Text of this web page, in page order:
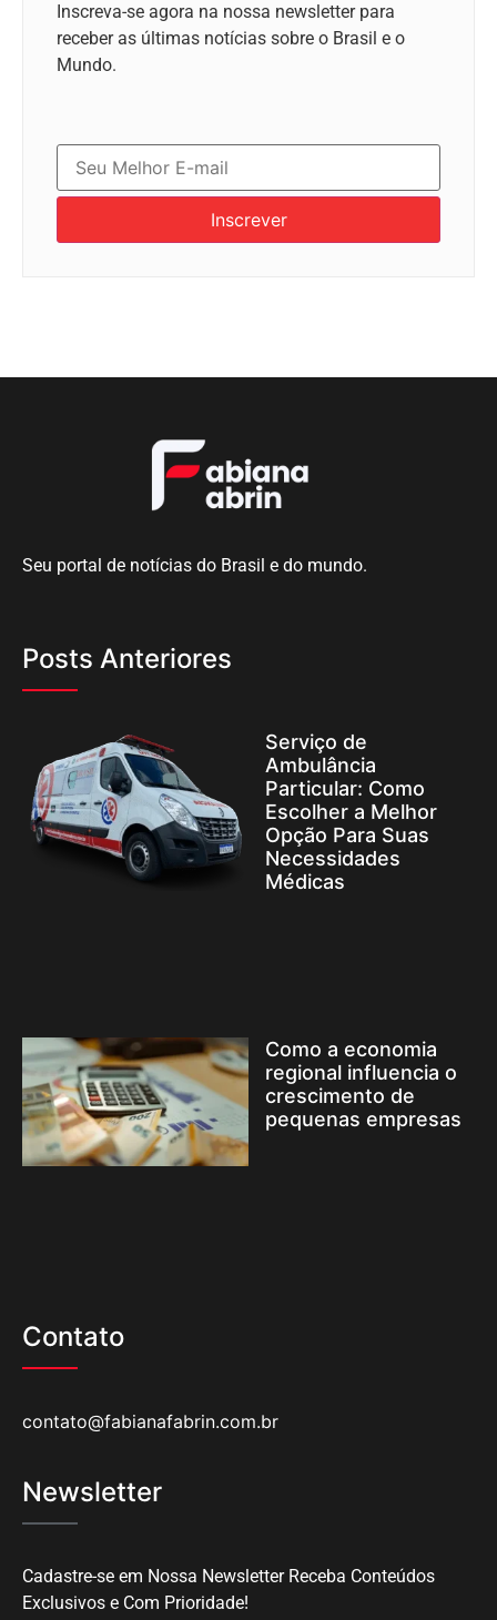
Inscreva-se agora na nossa newsletter para
receber as últimas notícias sobre o Brasil e o
Mundo.
Inscrever
Seu portal de notícias do Brasil e do mundo.
Posts Anteriores
Serviço de
Ambulância
Particular: Como
Escolher a Melhor
Opção Para Suas
Necessidades
Médicas
Como a economia
regional influencia o
crescimento de
pequenas empresas
Contato
contato@fabianafabrin.com.br
Newsletter
Cadastre-se em Nossa Newsletter Receba Conteúdos
Exclusivos e Com Prioridade!